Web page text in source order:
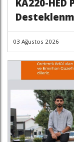
KA220-HED
03 Ağustos 2026